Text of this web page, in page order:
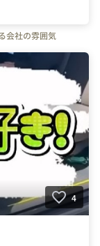
会社の雰囲気
4